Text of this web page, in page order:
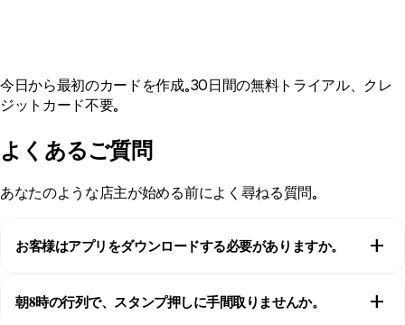
今日から最初のカードを作成。30日間の無料トライアル、クレ
ジットカード不要。
よくあるご質問
あなたのような店主が始める前によく尋ねる質問。
お客様はアプリをダウンロードする必要がありますか。 add
WalletまたはGoogle Walletに入ります。インストールも、パンの支
朝8時の行列で、スタンプ押しに手間取りませんか。 add